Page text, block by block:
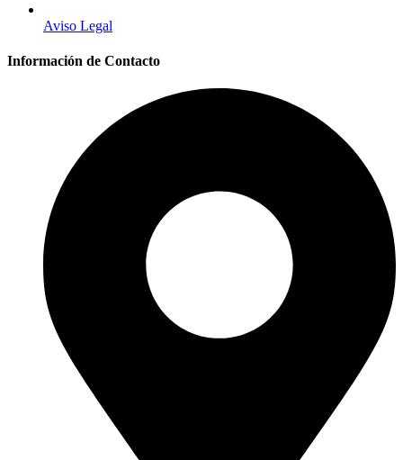
Aviso Legal
Información de Contacto